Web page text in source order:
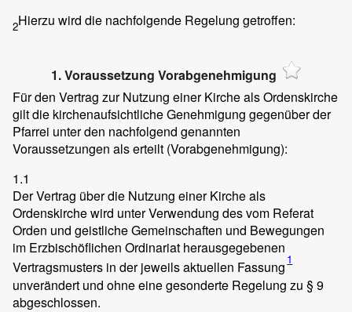
2Hierzu wird die nachfolgende Regelung getroffen:
1. Voraussetzung Vorabgenehmigung
Für den Vertrag zur Nutzung einer Kirche als Ordenskirche
gilt die kirchenaufsichtliche Genehmigung gegenüber der
Pfarrei unter den nachfolgend genannten
Voraussetzungen als erteilt (Vorabgenehmigung):
1.1
Der Vertrag über die Nutzung einer Kirche als
Ordenskirche wird unter Verwendung des vom Referat
Orden und geistliche Gemeinschaften und Bewegungen
im Erzbischöflichen Ordinariat herausgegebenen
Vertragsmusters in der jeweils aktuellen Fassung 1
unverändert und ohne eine gesonderte Regelung zu § 9
abgeschlossen.